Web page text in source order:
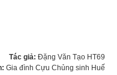
Tác giả: Đặng Văn Tạo HT69
Gia đình Cựu Chủng sinh Huế